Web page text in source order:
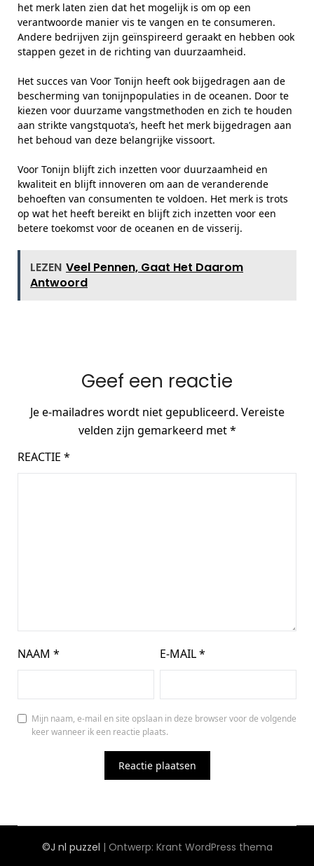
het merk laten zien dat het mogelijk is om op een
verantwoorde manier vis te vangen en te consumeren.
Andere bedrijven zijn geïnspireerd geraakt en hebben ook
stappen gezet in de richting van duurzaamheid.
Het succes van Voor Tonijn heeft ook bijgedragen aan de
bescherming van tonijnpopulaties in de oceanen. Door te
kiezen voor duurzame vangstmethoden en zich te houden
aan strikte vangstquota’s, heeft het merk bijgedragen aan
het behoud van deze belangrijke vissoort.
Voor Tonijn blijft zich inzetten voor duurzaamheid en
kwaliteit en blijft innoveren om aan de veranderende
behoeften van consumenten te voldoen. Het merk is trots
op wat het heeft bereikt en blijft zich inzetten voor een
betere toekomst voor de oceanen en de visserij.
LEZEN Veel Pennen, Gaat Het Daarom
Antwoord
Geef een reactie
Je e-mailadres wordt niet gepubliceerd. Vereiste
velden zijn gemarkeerd met*
REACTIE *
NAAM * E-MAIL*
Mijn naam, e-mail en site opslaan in deze browser voor de volgende
keer wanneer ik een reactie plaats.
©J nl puzzel | Ontwerp: Krant WordPress thema